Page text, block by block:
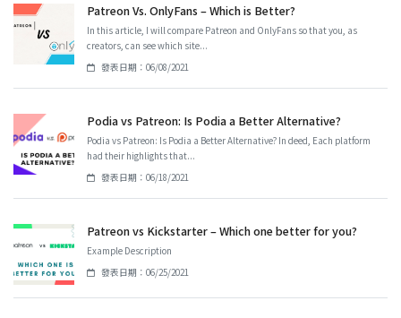
Patreon Vs. OnlyFans – Which is Better?
In this article, I will compare Patreon and OnlyFans so that you, as
creators, can see which site...
發表日期：06/08/2021
Podia vs Patreon: Is Podia a Better Alternative?
Podia vs Patreon: Is Podia a Better Alternative? In deed, Each platform
had their highlights that...
發表日期：06/18/2021
Patreon vs Kickstarter – Which one better for you?
Example Description
發表日期：06/25/2021